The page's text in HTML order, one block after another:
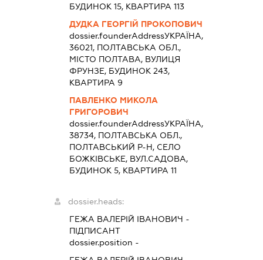
БУДИНОК 15, КВАРТИРА 113
ДУДКА ГЕОРГІЙ ПРОКОПОВИЧ
dossier.founderAddressУКРАЇНА,
36021, ПОЛТАВСЬКА ОБЛ.,
МІСТО ПОЛТАВА, ВУЛИЦЯ
ФРУНЗЕ, БУДИНОК 243,
КВАРТИРА 9
ПАВЛЕНКО МИКОЛА
ГРИГОРОВИЧ
dossier.founderAddressУКРАЇНА,
38734, ПОЛТАВСЬКА ОБЛ.,
ПОЛТАВСЬКИЙ Р-Н, СЕЛО
БОЖКІВСЬКЕ, ВУЛ.САДОВА,
БУДИНОК 5, КВАРТИРА 11
dossier.heads:
ГЕЖА ВАЛЕРІЙ ІВАНОВИЧ -
ПІДПИСАНТ
dossier.position -